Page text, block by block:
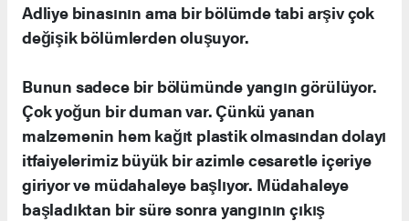
Adliye binasının ama bir bölümde tabi arşiv çok
değişik bölümlerden oluşuyor.
Bunun sadece bir bölümünde yangın görülüyor.
Çok yoğun bir duman var. Çünkü yanan
malzemenin hem kağıt plastik olmasından dolayı
itfaiyelerimiz büyük bir azimle cesaretle içeriye
giriyor ve müdahaleye başlıyor. Müdahaleye
başladıktan bir süre sonra yangının çıkış